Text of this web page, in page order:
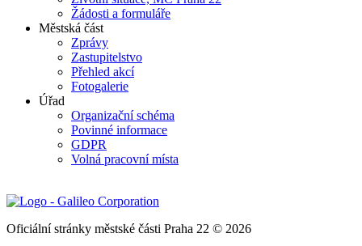
Žádosti a formuláře
Městská část
Zprávy
Zastupitelstvo
Přehled akcí
Fotogalerie
Úřad
Organizační schéma
Povinné informace
GDPR
Volná pracovní místa
Oficiální stránky městské části Praha 22 © 2026